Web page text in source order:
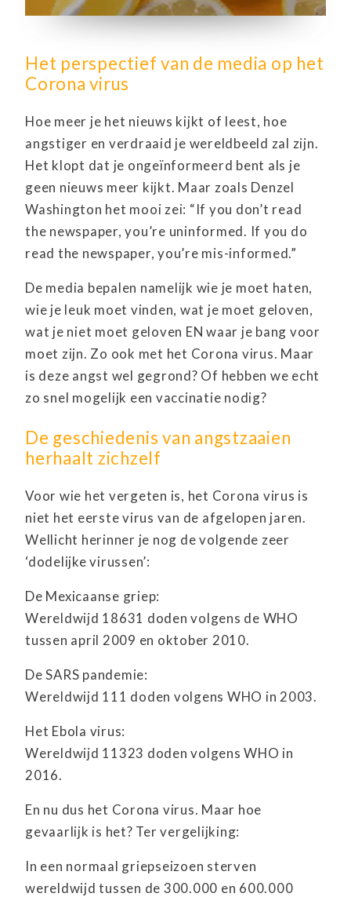
Het perspectief van de media op het
Corona virus
Hoe meer je het nieuws kijkt of leest, hoe
angstiger en verdraaid je wereldbeeld zal zijn.
Het klopt dat je ongeïnformeerd bent als je
geen nieuws meer kijkt. Maar zoals Denzel
Washington het mooi zei: “If you don’t read
the newspaper, you’re uninformed. If you do
read the newspaper, you’re mis-informed.”
De media bepalen namelijk wie je moet haten,
wie je leuk moet vinden, wat je moet geloven,
wat je niet moet geloven EN waar je bang voor
moet zijn. Zo ook met het Corona virus. Maar
is deze angst wel gegrond? Of hebben we echt
zo snel mogelijk een vaccinatie nodig?
De geschiedenis van angstzaaien
herhaalt zichzelf
Voor wie het vergeten is, het Corona virus is
niet het eerste virus van de afgelopen jaren.
Wellicht herinner je nog de volgende zeer
‘dodelijke virussen’:
De Mexicaanse griep:
Wereldwijd 18631 doden volgens de WHO
tussen april 2009 en oktober 2010.
De SARS pandemie:
Wereldwijd 111 doden volgens WHO in 2003.
Het Ebola virus:
Wereldwijd 11323 doden volgens WHO in
2016.
En nu dus het Corona virus. Maar hoe
gevaarlijk is het? Ter vergelijking:
In een normaal griepseizoen sterven
wereldwijd tussen de 300.000 en 600.000